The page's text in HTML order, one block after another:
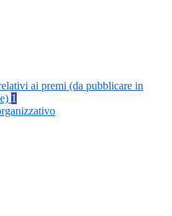
ai premi (da pubblicare in
1